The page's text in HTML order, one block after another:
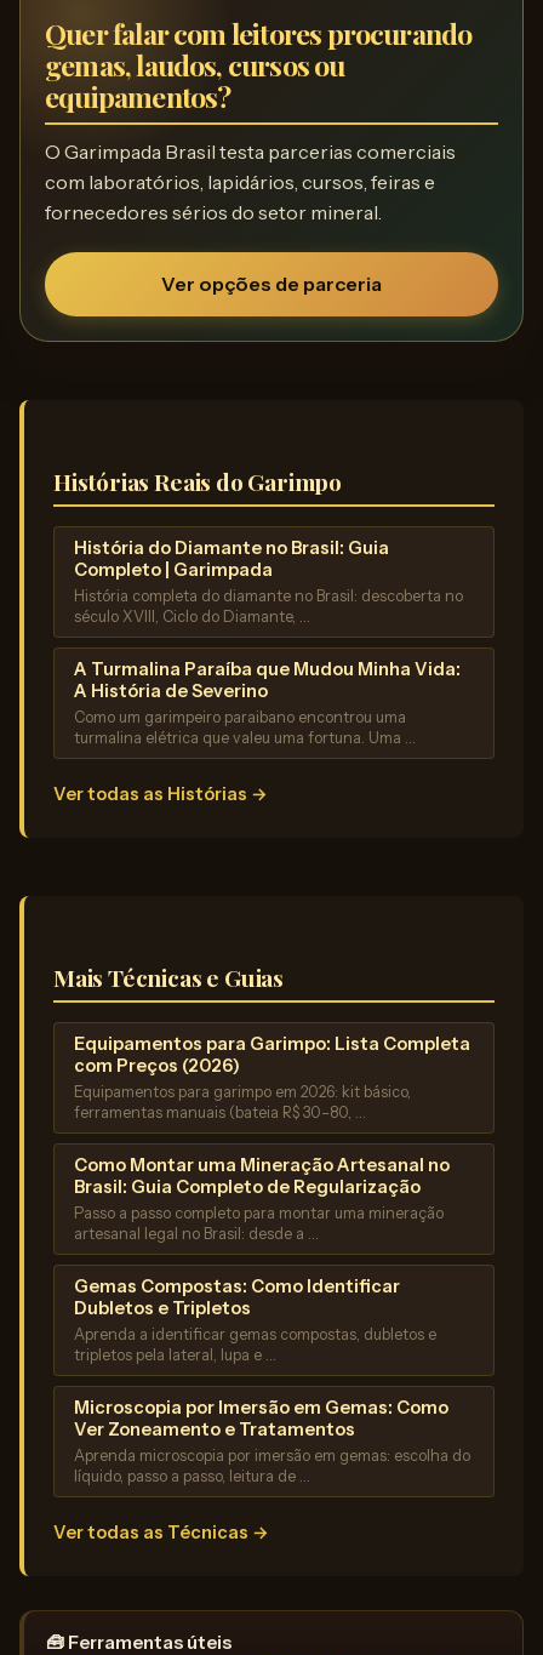
Quer falar com leitores procurando
gemas, laudos, cursos ou
equipamentos?
O Garimpada Brasil testa parcerias comerciais
com laboratórios, lapidários, cursos, feiras e
fornecedores sérios do setor mineral.
Ver opções de parceria
Histórias Reais do Garimpo
História do Diamante no Brasil: Guia
Completo | Garimpada
História completa do diamante no Brasil: descoberta no
século XVIII, Ciclo do Diamante, …
A Turmalina Paraíba que Mudou Minha Vida:
A História de Severino
Como um garimpeiro paraibano encontrou uma
turmalina elétrica que valeu uma fortuna. Uma …
Ver todas as Histórias →
Mais Técnicas e Guias
Equipamentos para Garimpo: Lista Completa
com Preços (2026)
Equipamentos para garimpo em 2026: kit básico,
ferramentas manuais (bateia R$ 30–80, …
Como Montar uma Mineração Artesanal no
Brasil: Guia Completo de Regularização
Passo a passo completo para montar uma mineração
artesanal legal no Brasil: desde a …
Gemas Compostas: Como Identificar
Dubletos e Tripletos
Aprenda a identificar gemas compostas, dubletos e
tripletos pela lateral, lupa e …
Microscopia por Imersão em Gemas: Como
Ver Zoneamento e Tratamentos
Aprenda microscopia por imersão em gemas: escolha do
líquido, passo a passo, leitura de …
Ver todas as Técnicas →
🧰 Ferramentas úteis